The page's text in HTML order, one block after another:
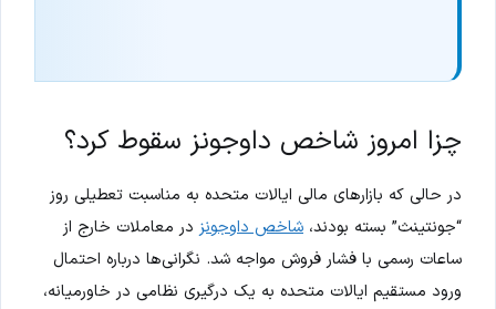
چزا امروز شاخص داوجونز سقوط کرد؟
در حالی که بازارهای مالی ایالات متحده به مناسبت تعطیلی روز
“جونتینث” بسته بودند، شاخص داوجونز در معاملات خارج از
ساعات رسمی با فشار فروش مواجه شد. نگرانی‌ها درباره احتمال
ورود مستقیم ایالات متحده به یک درگیری نظامی در خاورمیانه،